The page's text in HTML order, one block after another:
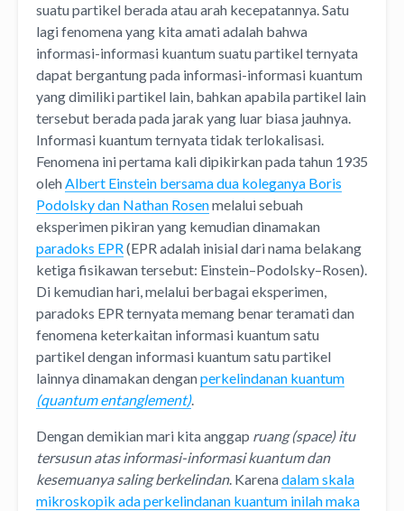
suatu partikel berada atau arah kecepatannya. Satu
lagi fenomena yang kita amati adalah bahwa
informasi-informasi kuantum suatu partikel ternyata
dapat bergantung pada informasi-informasi kuantum
yang dimiliki partikel lain, bahkan apabila partikel lain
tersebut berada pada jarak yang luar biasa jauhnya.
Informasi kuantum ternyata tidak terlokalisasi.
Fenomena ini pertama kali dipikirkan pada tahun 1935
olehAlbert Einstein bersama dua koleganya Boris
Podolsky dan Nathan Rosenmelalui sebuah
eksperimen pikiran yang kemudian dinamakan
paradoks EPR(EPR adalah inisial dari nama belakang
ketiga fisikawan tersebut: Einstein–Podolsky–Rosen).
Di kemudian hari, melalui berbagai eksperimen,
paradoks EPR ternyata memang benar teramati dan
fenomena keterkaitan informasi kuantum satu
partikel dengan informasi kuantum satu partikel
lainnya dinamakan denganperkelindanan kuantum
(quantum entanglement).
Dengan demikian mari kita anggap ruang (space) itu
tersusun atas informasi-informasi kuantum dan
kesemuanya saling berkelindan. Karenadalam skala
mikroskopik ada perkelindanan kuantum inilah maka